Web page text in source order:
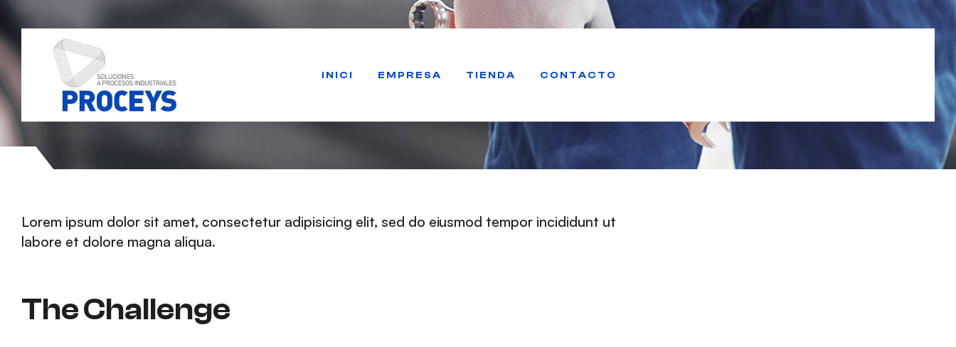
INICI EMPRESA TIENDA CONTACTO
Transmission Rebuilds
Lorem ipsum dolor sit amet, consectetur adipisicing elit, sed do eiusmod tempor incididunt ut
labore et dolore magna aliqua.
The Challenge